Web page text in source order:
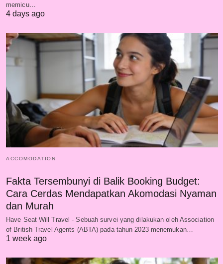
memicu…
4 days ago
ACCOMODATION
Fakta Tersembunyi di Balik Booking Budget:
Cara Cerdas Mendapatkan Akomodasi Nyaman
dan Murah
Have Seat Will Travel - Sebuah survei yang dilakukan oleh Association
of British Travel Agents (ABTA) pada tahun 2023 menemukan…
1 week ago